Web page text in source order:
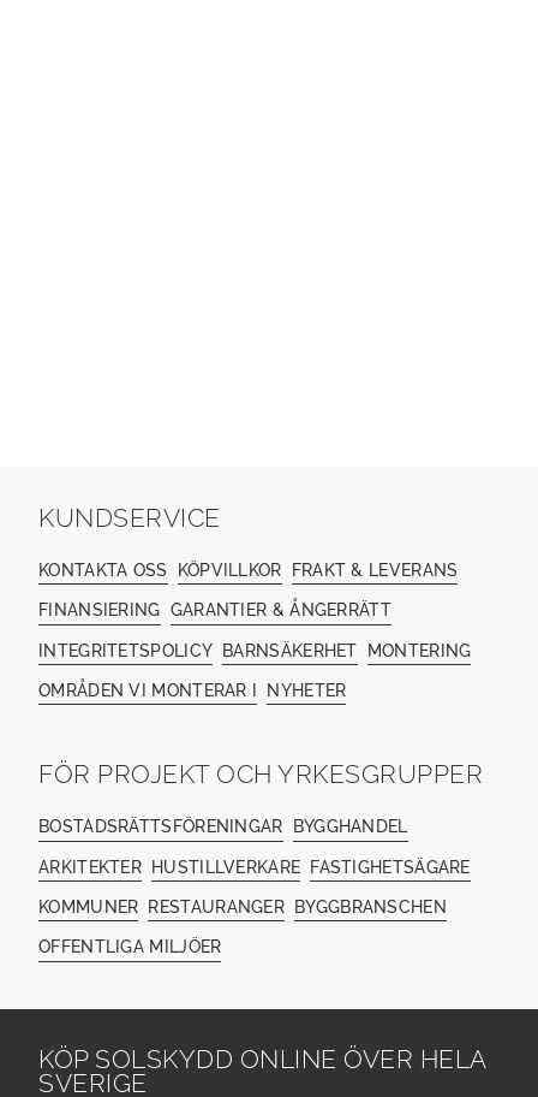
KUNDSERVICE
KONTAKTA OSS KÖPVILLKOR FRAKT & LEVERANS
FINANSIERING GARANTIER & ÅNGERRÄTT
INTEGRITETSPOLICY BARNSÄKERHET MONTERING
OMRÅDEN VI MONTERAR I NYHETER
FÖR PROJEKT OCH YRKESGRUPPER
BOSTADSRÄTTSFÖRENINGAR BYGGHANDEL
ARKITEKTER HUSTILLVERKARE FASTIGHETSÄGARE
KOMMUNER RESTAURANGER BYGGBRANSCHEN
OFFENTLIGA MILJÖER
KÖP SOLSKYDD ONLINE ÖVER HELA
SVERIGE